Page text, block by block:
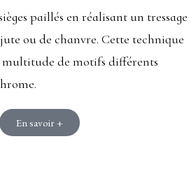
paillés en réalisant un tressage
ou de chanvre. Cette technique
de motifs différents
En savoir +